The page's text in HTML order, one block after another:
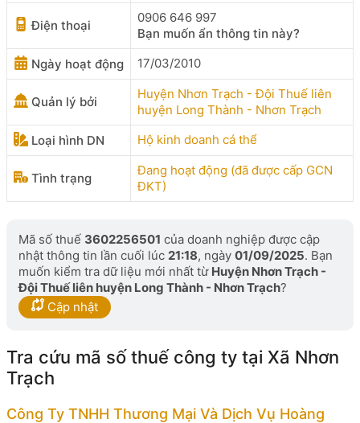
Điện thoại
0906 646 997
Bạn muốn ẩn thông tin này?
Ngày hoạt động
17/03/2010
Quản lý bởi
Huyện Nhơn Trạch - Đội Thuế liên
huyện Long Thành - Nhơn Trạch
Loại hình DN
Hộ kinh doanh cá thể
Tình trạng
Đang hoạt động (đã được cấp GCN
ĐKT)
Mã số thuế 3602256501 của doanh nghiệp được cập
nhật thông tin lần cuối lúc 21:18, ngày 01/09/2025. Bạn
muốn kiểm tra dữ liệu mới nhất từ Huyện Nhơn Trạch -
Đội Thuế liên huyện Long Thành - Nhơn Trạch?
Cập nhật
Tra cứu mã số thuế công ty tại Xã Nhơn
Trạch
Công Ty TNHH Thương Mại Và Dịch Vụ Hoàng